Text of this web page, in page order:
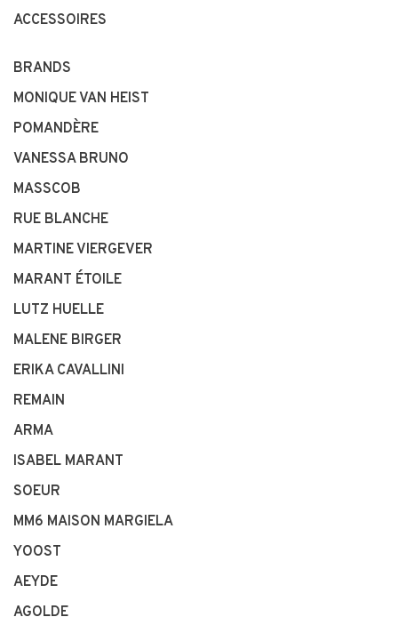
ACCESSOIRES
BRANDS
MONIQUE VAN HEIST
POMANDÈRE
VANESSA BRUNO
MASSCOB
RUE BLANCHE
MARTINE VIERGEVER
MARANT ÉTOILE
LUTZ HUELLE
MALENE BIRGER
ERIKA CAVALLINI
REMAIN
ARMA
ISABEL MARANT
SOEUR
MM6 MAISON MARGIELA
YOOST
AEYDE
AGOLDE